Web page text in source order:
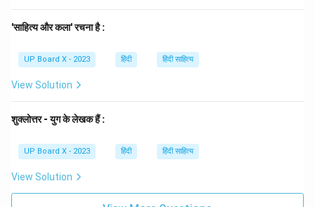
'साहित्य और कला' रचना है :
UP Board X - 2023 हिंदी हिंदी साहित्य
View Solution
शुक्लोत्तर - युग के लेखक हैं :
UP Board X - 2023 हिंदी हिंदी साहित्य
View Solution